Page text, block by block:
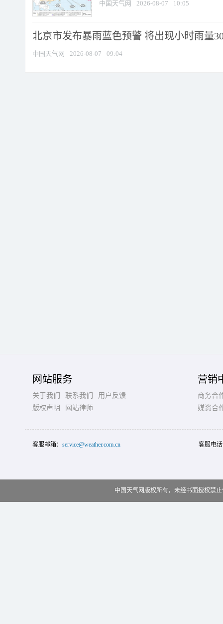
中国天气网 2026-08-07 10:05
北京市发布暴雨蓝色预警 将出现小时雨量
中国天气网 2026-08-07 09:04
网站服务
关于我们 联系我们
用户反馈
版权声明
网站律师
营销
商务合
媒资合
客服邮箱： service@weather.com.cn 客服电
中国天气网版权所有，未经书面授权